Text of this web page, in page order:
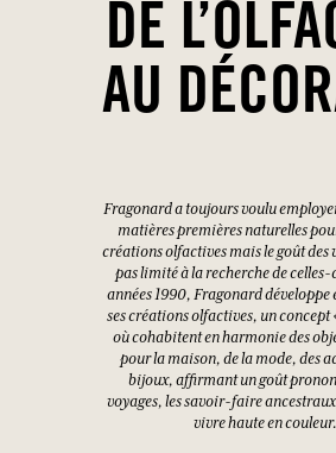
DE
AU
Fragonard a toujours voulu
matières premières naturelles
créations olfactives mais le goût des
pas limité à la recherche de celles-
années 1990, Fragonard développe
ses créations olfactives, un concept
où cohabitent en harmonie des
pour la maison, de la mode, des
bijoux, affirmant un goût
voyages, les savoir-faire
vivre haute en couleur.